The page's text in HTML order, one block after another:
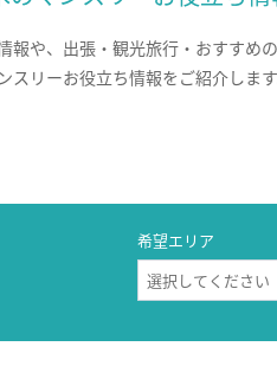
報や、出張・観光旅行・おすすめ
スリーお役立ち情報をご紹介します
希望エリア